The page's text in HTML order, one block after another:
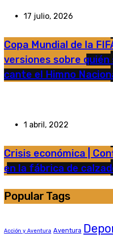
17 julio, 2026
Copa Mundial de la
versiones sobre
cante el Himno
1 abril, 2022
Crisis económica |
en la fábrica de
Popular Tags
Acción y Aventura Aventura